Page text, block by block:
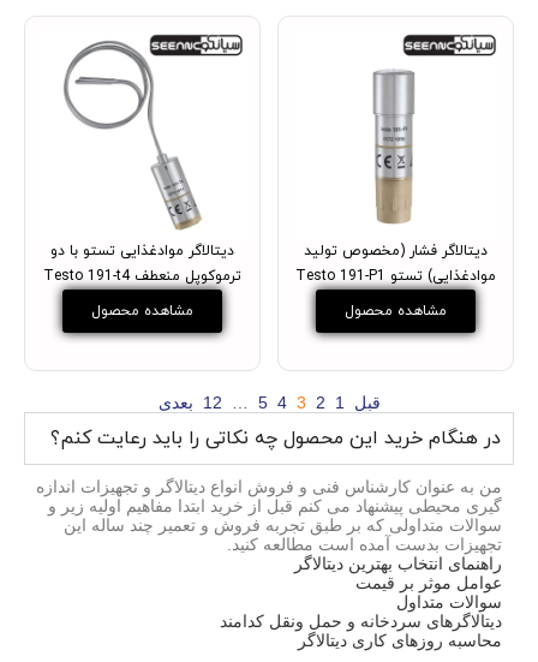
دیتالاگر فشار (مخصوص تولید
موادغذایی) تستو Testo 191-P1
مشاهده محصول
دیتالاگر موادغذایی تستو با دو
ترموکوپل منعطف Testo 191-t4
مشاهده محصول
قبل 1
2
3
4
5
12 بعدی
در هنگام خرید این محصول چه نکاتی را باید رعایت کنم؟
من به عنوان کارشناس فنی و فروش انواع دیتالاگر و تجهیزات اندازه
گیری محیطی پیشنهاد می کنم قبل از خرید ابتدا مفاهیم اولیه زیر و
سوالات متداولی که بر طبق تجربه فروش و تعمیر چند ساله این
تجهیزات بدست آمده است مطالعه کنید.
راهنمای انتخاب بهترین دیتالاگر
عوامل موثر بر قیمت
سوالات متداول
دیتالاگرهای سردخانه و حمل ونقل کدامند
محاسبه روزهای کاری دیتالاگر